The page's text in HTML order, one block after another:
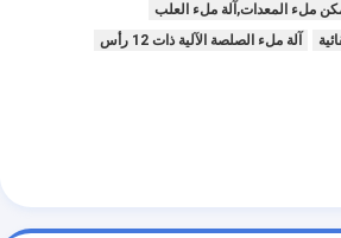
الأوتوماتيكية
ملء المعدات,آلة ملء العلب
آلة ملء الصلصة الآلية ذات 12 رأس